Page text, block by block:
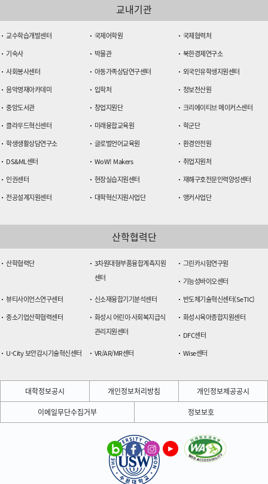
교내기관
교수학습개발센터 국제어학원
국제협력처
기숙사
박물관
북한경제연구소
사회봉사센터
아동가족상담연구센터
외국인유학생지원센터
음악영재아카데미
입학처
정보전산원
중앙도서관
창업지원단
크리에이티브 메이커스센터
클라우드혁신센터
미래융합교육원
학군단
학생생활상담연구소
글로벌언어교육원
환경안전원
DS&ML센터
WoW! Makers
취업지원처
인권센터
현장실습지원센터
재해구호전문인력양성센터
전공설계지원센터
대학혁신지원사업단 앵커사업단
산학협력단
산학협력단
3차원대형부품융합계측지원
센터
그린카시험연구원
기능성바이오센터
뷰티사이언스연구센터
신소재융합기기분석센터
반도체기술혁신센터(SeTIC)
중소기업산학협력센터
화성시 어린이·사회복지급식
관리지원센터
화성시육아종합지원센터
DFC센터
U-City 보안감시기술혁신센터
VR/AR/MR센터 Wise센터
대학정보공시 개인정보처리방침
개인정보제공공시
이메일무단수집거부
정보보호